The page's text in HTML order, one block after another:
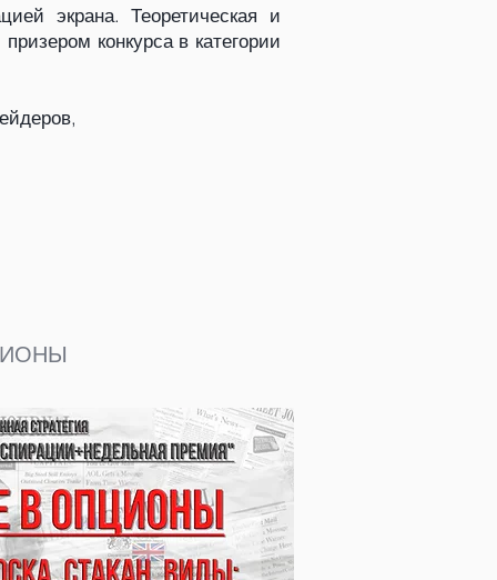
экрана. Теоретическая и
конкурса в категории